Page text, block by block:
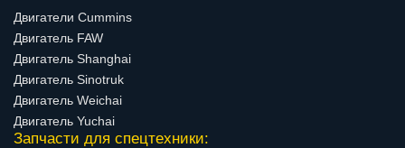
Двигатели Cummins
Двигатель FAW
Двигатель Shanghai
Двигатель Sinotruk
Двигатель Weichai
Двигатель Yuchai
Запчасти для спецтехники: